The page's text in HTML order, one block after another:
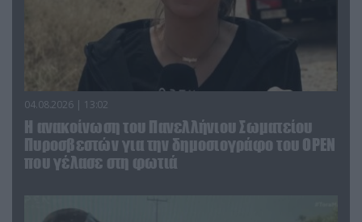
04.08.2026 | 13:02
Η ανακοίνωση του Πανελλήνιου Σωματείου
Πυροσβεστών για την δημοσιογράφο του OPEN
που γέλασε στη φωτιά